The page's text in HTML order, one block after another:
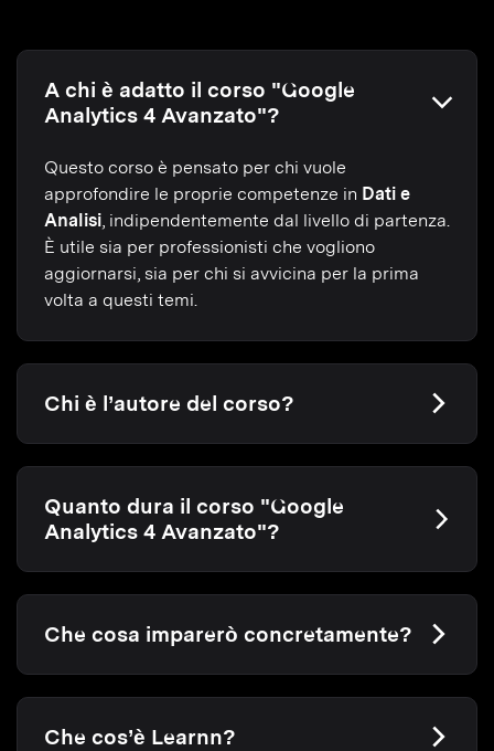
A chi è adatto il corso "Google
Analytics 4 Avanzato"?
Questo corso è pensato per chi vuole
approfondire le proprie competenze in Dati e
Analisi , indipendentemente dal livello di partenza.
È utile sia per professionisti che vogliono
aggiornarsi, sia per chi si avvicina per la prima
volta a questi temi.
Chi è l’autore del corso?
Quanto dura il corso "Google
Analytics 4 Avanzato"?
Che cosa imparerò concretamente?
Che cos’è Learnn?